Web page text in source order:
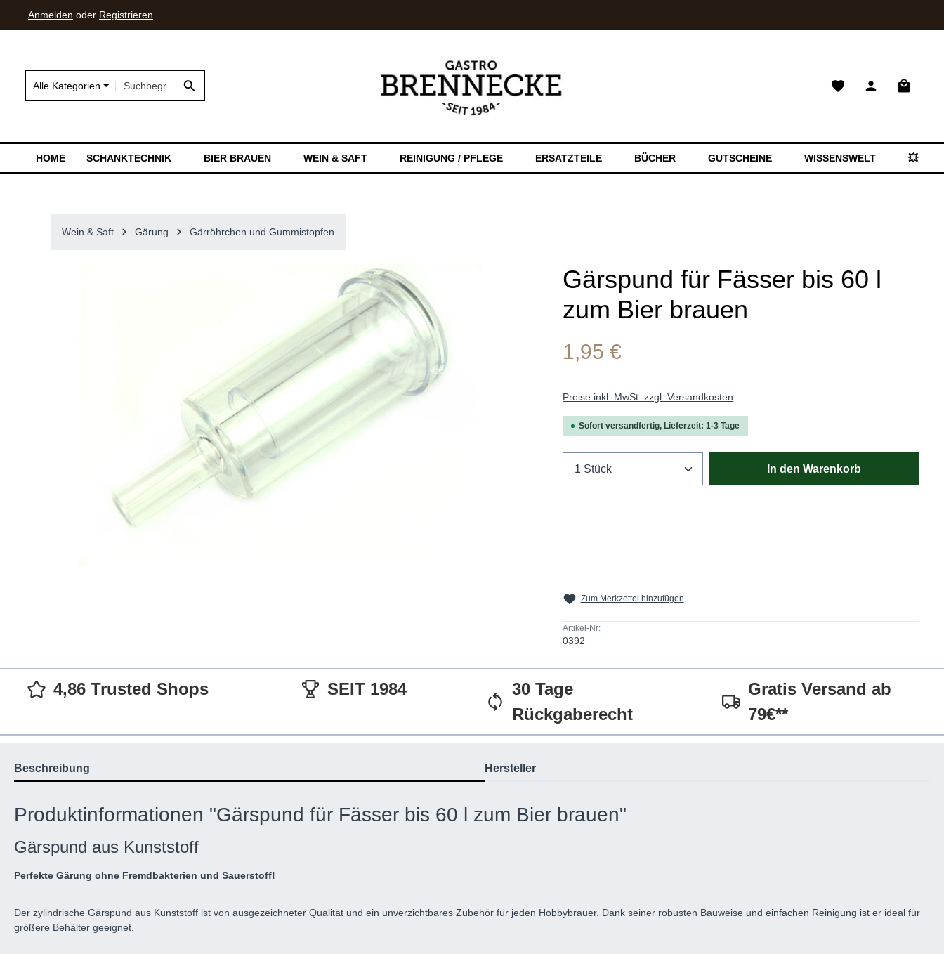
Zur Hauptnavigation springen
Anmelden oder Registrieren
Alle Kategorien
HOME SCHANKTECHNIK BIER BRAUEN WEIN & SAFT REINIGUNG / PFLEGE ERSATZTEILE BÜCHER GUTSCHEINE WISSENSWELT 💥
Wein & Saft Gärung Gärröhrchen und Gummistopfen
Gärspund für Fässer bis 60 l
zum Bier brauen
1,95 €
Preise inkl. MwSt. zzgl. Versandkosten
Sofort versandfertig, Lieferzeit: 1-3 Tage
Produkt Anzahl: Gib den gewünschten Wert ein
In den Warenkorb
Zum Merkzettel hinzufügen
Artikel-Nr:
0392
4,86 Trusted Shops SEIT 1984
30 Tage
Rückgaberecht
Gratis Versand ab
79€**
Beschreibung Hersteller
Produktinformationen "Gärspund für Fässer bis 60 l zum Bier brauen"
Gärspund aus Kunststoff
Perfekte Gärung ohne Fremdbakterien und Sauerstoff!
Der zylindrische Gärspund aus Kunststoff ist von ausgezeichneter Qualität und ein unverzichtbares Zubehör für jeden Hobbybrauer. Dank seiner robusten Bauweise und einfachen Reinigung ist er ideal für
größere Behälter geeignet.